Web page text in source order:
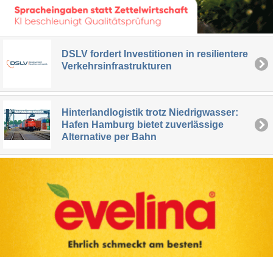
DSLV fordert Investitionen in resilientere
Verkehrsinfrastrukturen
Hinterlandlogistik trotz Niedrigwasser:
Hafen Hamburg bietet zuverlässige
Alternative per Bahn